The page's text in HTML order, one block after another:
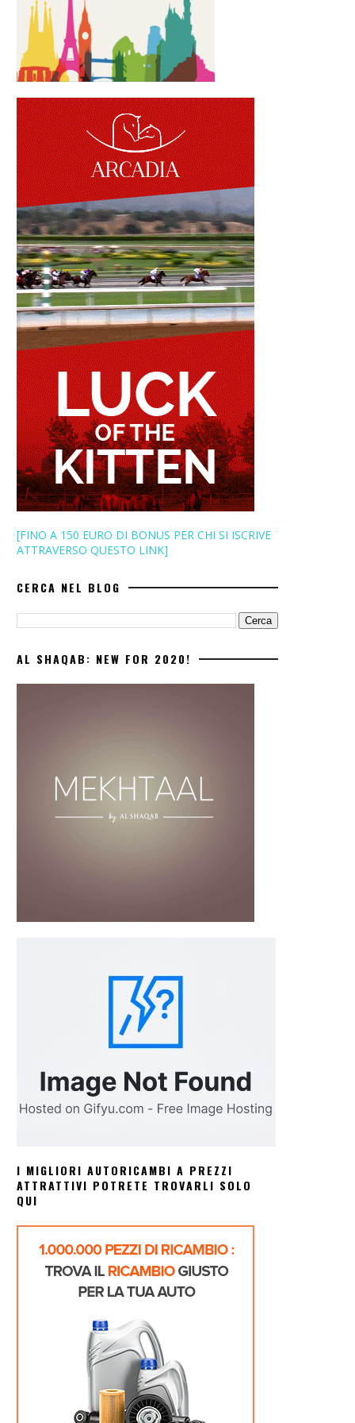
[FINO A 150 EURO DI BONUS PER CHI SI ISCRIVE
ATTRAVERSO QUESTO LINK]
CERCA NEL BLOG
AL SHAQAB: NEW FOR 2020!
I MIGLIORI AUTORICAMBI A PREZZI
ATTRATTIVI POTRETE TROVARLI SOLO
QUI